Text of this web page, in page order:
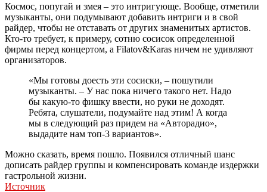
Космос, попугай и змея – это интригующе. Вообще, отметили
музыканты, они подумывают добавить интриги и в свой
райдер, чтобы не отставать от других знаменитых артистов.
Кто-то требует, к примеру, сотню сосисок определенной
фирмы перед концертом, а Filatov&Karas ничем не удивляют
организаторов.
«Мы готовы доесть эти сосиски, – пошутили
музыканты. – У нас пока ничего такого нет. Надо
бы какую-то фишку ввести, но руки не доходят.
Ребята, слушатели, подумайте над этим! А когда
мы в следующий раз придем на «Авторадио»,
выдадите нам топ-3 вариантов».
Можно сказать, время пошло. Появился отличный шанс
дописать райдер группы и компенсировать команде издержки
гастрольной жизни.
Источник